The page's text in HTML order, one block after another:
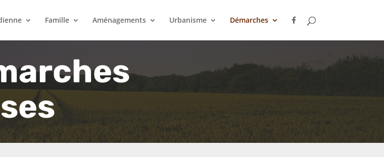
Famille Aménagements Urbanisme Démarches